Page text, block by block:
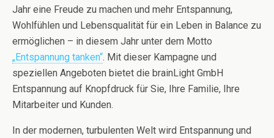
Jahr eine Freude zu machen und mehr Entspannung,
Wohlfühlen und Lebensqualität für ein Leben in Balance zu
ermöglichen – in diesem Jahr unter dem Motto
„Entspannung tanken“. Mit dieser Kampagne und
speziellen Angeboten bietet die brainLight GmbH
Entspannung auf Knopfdruck für Sie, Ihre Familie, Ihre
Mitarbeiter und Kunden.
In der modernen, turbulenten Welt wird Entspannung und